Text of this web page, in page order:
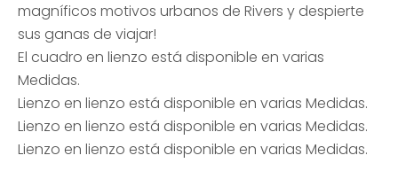
magníficos motivos urbanos de Rivers y despierte
sus ganas de viajar!
El cuadro en lienzo está disponible en varias
Medidas.
Lienzo en lienzo está disponible en varias Medidas.
Lienzo en lienzo está disponible en varias Medidas.
Lienzo en lienzo está disponible en varias Medidas.